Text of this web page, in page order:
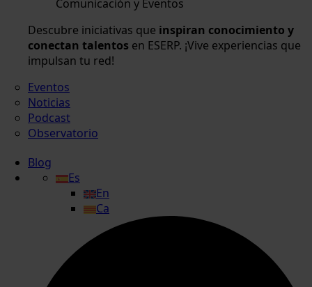
Comunicación y Eventos
Descubre iniciativas que inspiran conocimiento y
conectan talentos en ESERP. ¡Vive experiencias que
impulsan tu red!
Eventos
Noticias
Podcast
Observatorio
Blog
Es
En
Ca